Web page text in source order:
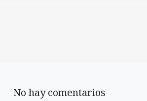
No hay comentarios